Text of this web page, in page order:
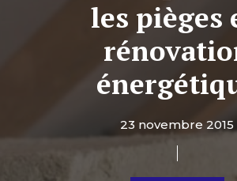
les pièges
23 novembre 2015